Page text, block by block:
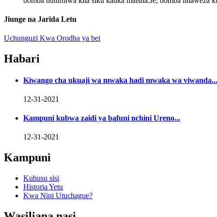
Jiunge na Jarida Letu
Uchunguzi Kwa Orodha ya bei
Habari
Kiwango cha ukuaji wa mwaka hadi mwaka wa viwanda...
12-31-2021
Kampuni kubwa zaidi ya bafuni nchini Ureno...
12-31-2021
Kampuni
Kuhusu sisi
Historia Yetu
Kwa Nini Utuchague?